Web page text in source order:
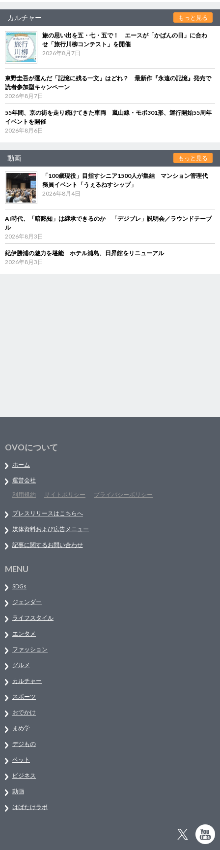
カルチャー もっと見る
旅の思い出を五・七・五で！ エースが「かばんの日」に合わ
せ「旅行川柳コンテスト」を開催
2026年8月7日
東野圭吾が選んだ「記憶に残る一文」はどれ？ 最新作『永遠の記憶』発売で
読者参加型キャンペーン
2026年8月7日
55年間、京の街を走り続けてきた車両 嵐山線・モボ301形、運行開始55周年
イベントを開催
2026年8月6日
動画 もっと見る
「100歳現役」目指すシニア1500人が集結 マンション管理代
務員イベント「うぇるねすシップ」
2026年8月4日
AI時代、「暗黙知」は継承できるのか 「デジブレ」説明会／ラウンドテーブ
ル
2026年8月3日
紀伊勝浦の魅力を堪能 ホテル浦島、日昇館をリニューアル
2026年8月3日
OVOについて
ホーム
運営会社
利用規約
サイトポリシー プライバシーポリシー
プレスリリースはこちらへ
媒体資料および広告メニュー
記事に関するお問い合わせ
MENU
SDGs
ジェンダー
ライフスタイル
エンタメ
ファッション
グルメ
カルチャー
スポーツ
おでかけ
まめ学
デジもの
ペット
ビジネス
動画
はばたけラボ